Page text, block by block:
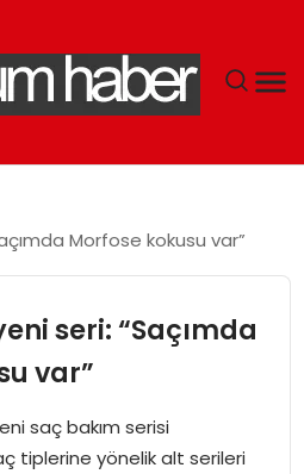
Morfose kokusu var”
seri: “Saçımda
var”
saç bakım serisi
tiplerine yönelik alt serileri